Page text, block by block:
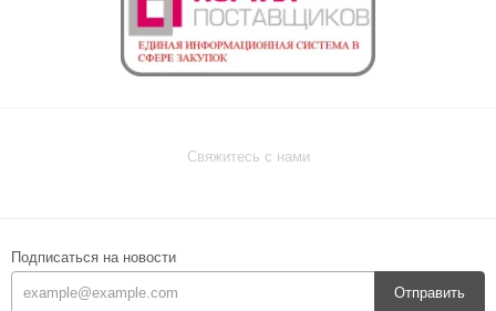
Свяжитесь с нами
Подписаться на новости
Отправить